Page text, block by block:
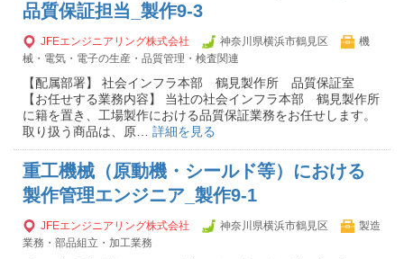
品質保証担当_製作9-3
JFEエンジニアリング株式会社 神奈川県横浜市鶴見区
機
械・電気・電子の生産・品質管理・検査関連
【配属部署】 社会インフラ本部 鶴見製作所 品質保証室
【お任せする業務内容】 当社の社会インフラ本部 鶴見製作所
に籍を置き、工場製作における品質保証業務をお任せします。
取り扱う商品は、原… 詳細を見る
重工機械（原動機・シールド等）における
製作管理エンジニア_製作9-1
JFEエンジニアリング株式会社 神奈川県横浜市鶴見区
製造
業務・部品組立・加工業務